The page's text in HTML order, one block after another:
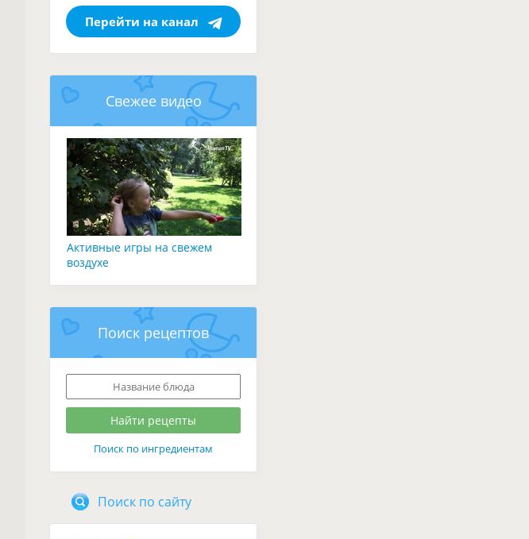
Перейти на канал
Свежее видео
Активные игры на свежем
воздухе
Поиск рецептов
Поиск по ингредиентам
Поиск по сайту